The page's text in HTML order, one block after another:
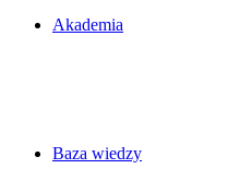
Akademia
Baza wiedzy